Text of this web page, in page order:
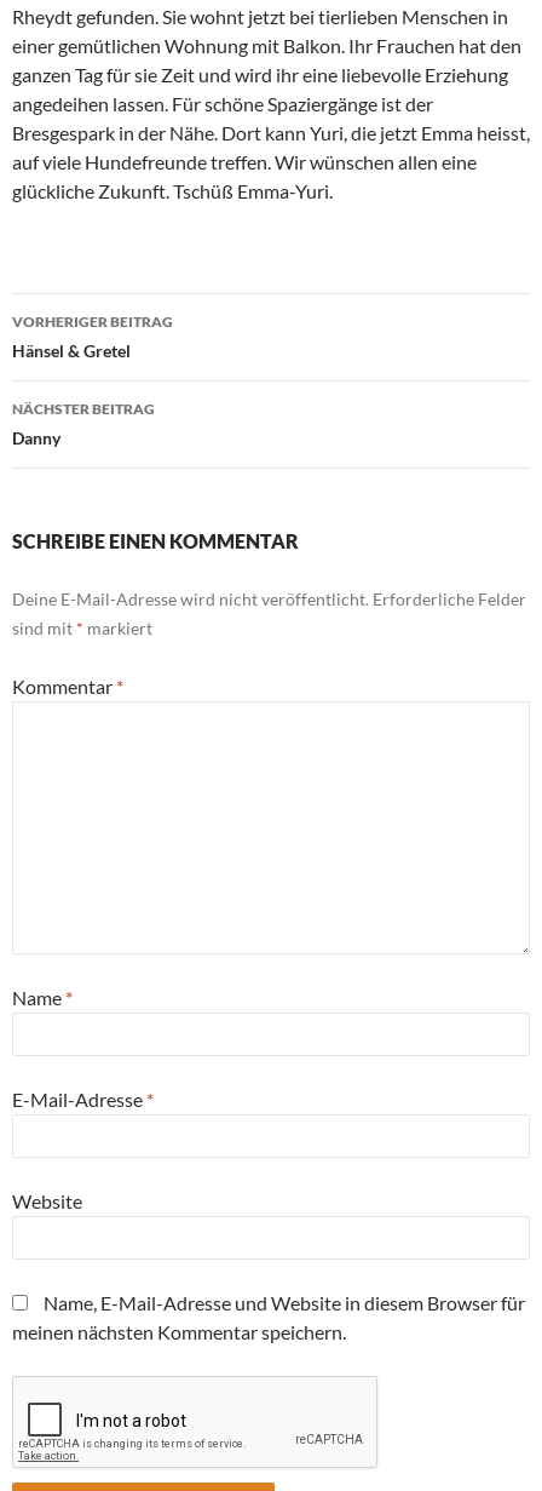
Rheydt gefunden. Sie wohnt jetzt bei tierlieben Menschen in
einer gemütlichen Wohnung mit Balkon. Ihr Frauchen hat den
ganzen Tag für sie Zeit und wird ihr eine liebevolle Erziehung
angedeihen lassen. Für schöne Spaziergänge ist der
Bresgespark in der Nähe. Dort kann Yuri, die jetzt Emma heisst,
auf viele Hundefreunde treffen. Wir wünschen allen eine
glückliche Zukunft. Tschüß Emma-Yuri.
Beitragsnavigation
VORHERIGER BEITRAG
Hänsel & Gretel
NÄCHSTER BEITRAG
Danny
SCHREIBE EINEN KOMMENTAR
Deine E-Mail-Adresse wird nicht veröffentlicht. Erforderliche Felder
sind mit * markiert
Kommentar *
Name *
E-Mail-Adresse *
Website
Name, E-Mail-Adresse und Website in diesem Browser für
meinen nächsten Kommentar speichern.